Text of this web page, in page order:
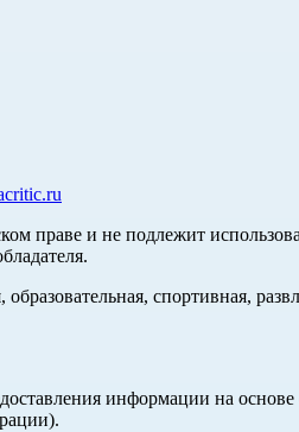
праве и не подлежит
спортивная,
информации на основе